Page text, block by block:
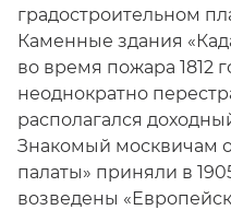
градостроительном
Каменные здания
во время пожара 1812
неоднократно
располагался
Знакомый москвичам
палаты» приняли в
возведены